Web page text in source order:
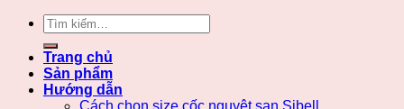
Tìm
kiếm:
Trang chủ
Sản phẩm
Hướng dẫn
Cách chọn size cốc nguyệt san Sibell